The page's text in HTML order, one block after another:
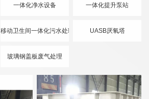
一体化净水设备 一体化提升泵站
移动卫生间一体化污水处理设备 UASB厌氧塔
玻璃钢盖板废气处理